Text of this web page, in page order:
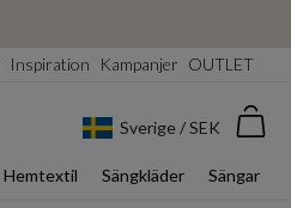
Inspiration Kampanjer OUTLET
Sverige / SEK
Hemtextil Sängkläder Sängar